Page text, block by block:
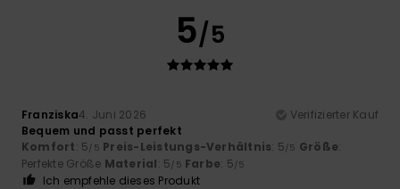
5/5
Franziska4. Juni 2026
Verifizierter Kauf
Bequem und passt perfekt
Komfort: 5/5 Preis-Leistungs-Verhältnis: 5/5 Größe:
Perfekte Größe Material: 5/5 Farbe: 5/5
Ich empfehle dieses Produkt